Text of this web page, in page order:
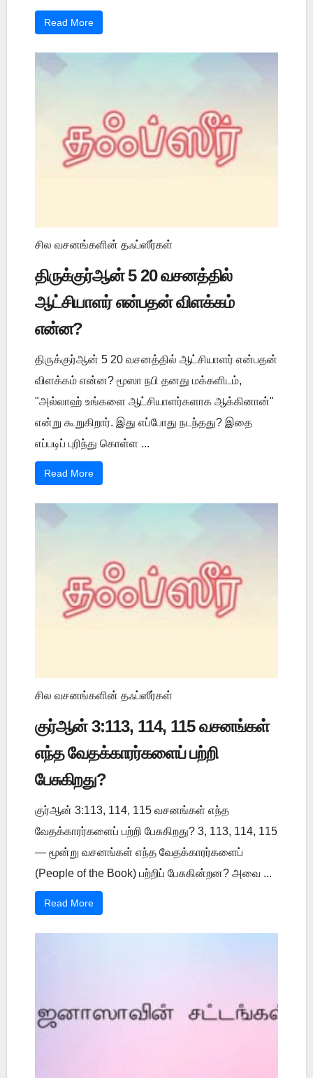
Read More
சில வசனங்களின் தஃப்ஸீர்கள்
திருக்குர்ஆன் 5 20 வசனத்தில்
ஆட்சியாளர் என்பதன் விளக்கம்
என்ன?
திருக்குர்ஆன் 5 20 வசனத்தில் ஆட்சியாளர் என்பதன்
விளக்கம் என்ன? மூஸா நபி தனது மக்களிடம்,
"அல்லாஹ் உங்களை ஆட்சியாளர்களாக ஆக்கினான்"
என்று கூறுகிறார். இது எப்போது நடந்தது? இதை
எப்படிப் புரிந்து கொள்ள ...
Read More
சில வசனங்களின் தஃப்ஸீர்கள்
குர்ஆன் 3:113, 114, 115 வசனங்கள்
எந்த வேதக்காரர்களைப் பற்றி
பேசுகிறது?
குர்ஆன் 3:113, 114, 115 வசனங்கள் எந்த
வேதக்காரர்களைப் பற்றி பேசுகிறது? 3, 113, 114, 115
— மூன்று வசனங்கள் எந்த வேதக்காரர்களைப்
(People of the Book) பற்றிப் பேசுகின்றன? அவை ...
Read More